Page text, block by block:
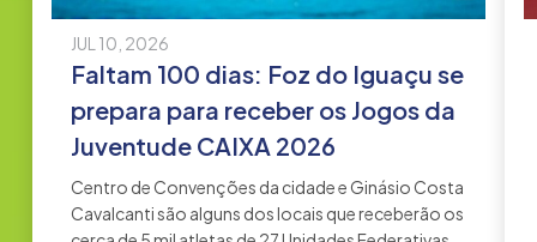
JUL 10, 2026
Faltam 100 dias: Foz do Iguaçu se
prepara para receber os Jogos da
Juventude CAIXA 2026
Centro de Convenções da cidade e Ginásio Costa
Cavalcanti são alguns dos locais que receberão os